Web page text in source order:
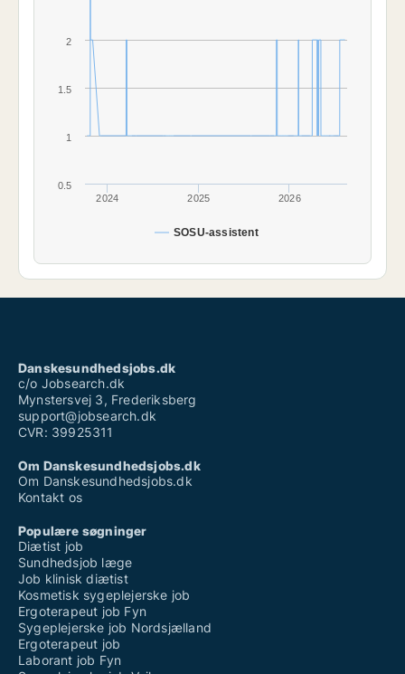
SOSU-assistent
2024 2025 2026
0.5
1
1.5
2
Danskesundhedsjobs.dk
c/o Jobsearch.dk
Mynstersvej 3, Frederiksberg
support@jobsearch.dk
CVR: 39925311
Om Danskesundhedsjobs.dk
Om Danskesundhedsjobs.dk
Kontakt os
Populære søgninger
Diætist job
Sundhedsjob læge
Job klinisk diætist
Kosmetisk sygeplejerske job
Ergoterapeut job Fyn
Sygeplejerske job Nordsjælland
Ergoterapeut job
Laborant job Fyn